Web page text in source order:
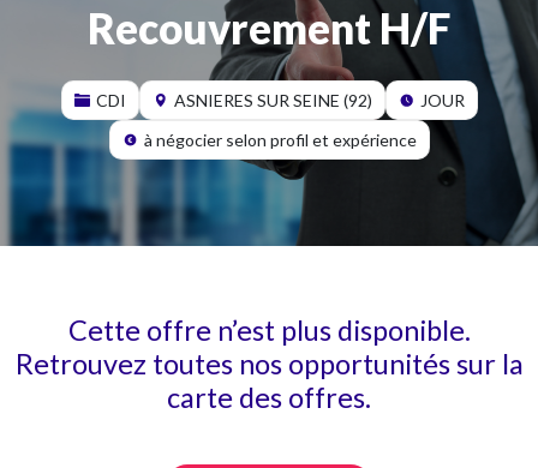
Recouvrement H/F
CDI ASNIERES SUR SEINE (92)
JOUR
à négocier selon profil et expérience
Cette offre n’est plus disponible.
Retrouvez toutes nos opportunités sur la
carte des offres.